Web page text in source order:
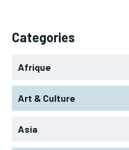
Categories
Afrique
Art & Culture
Asia